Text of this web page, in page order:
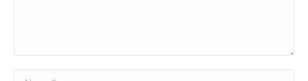
Name *